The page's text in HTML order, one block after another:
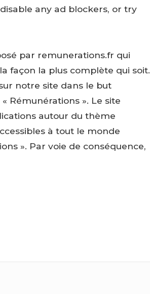
any ad blockers, or try
par remunerations.fr qui
façon la plus complète qui soit.
notre site dans le but
Rémunérations ». Le site
autour du thème
à tout le monde
». Par voie de conséquence,